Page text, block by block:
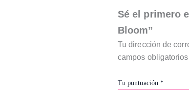
Sé el primero
Bloom”
Tu dirección de
campos
Tu puntuación *